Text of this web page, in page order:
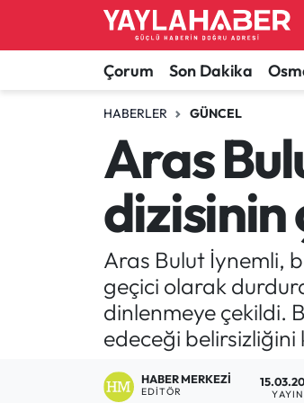
Çorum Son Dakika
HABERLER GÜNCEL
Aras
Aras Bulut İynemli,
geçici olarak
dinlenmeye çekildi.
edeceği
HABER MERKEZI
EDITÖR
Alaca Haberleri
Bayat Haberleri
Bilgi - Keşfet Haberleri
Bilim ve Teknoloji
Boğazkale Haberleri
Çorum Haberleri
Çorum Son Dakika Haberleri
Dodurga Haberleri
Çorum Nöbetçi Eczaneler
Çorum Hava Durumu
Çorum Namaz Vakitleri
Çorum Trafik Yoğunluk Haritası
TFF 1.Lig Puan Durumu ve Fikstür
Tüm Manşetler
Son Dakika Haberleri
Haber Arşivi